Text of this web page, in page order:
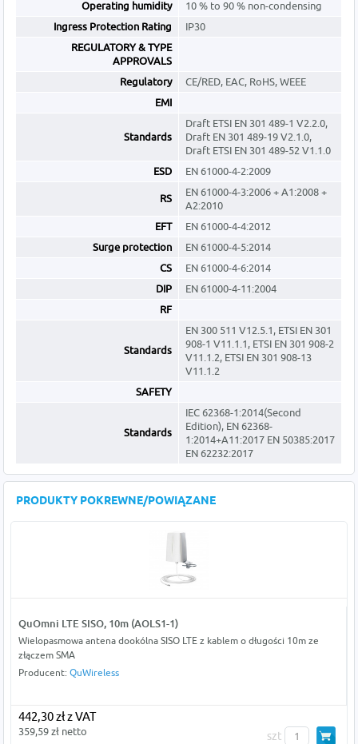
Operating humidity
10 % to 90 % non-condensing
Ingress Protection Rating
IP30
REGULATORY & TYPE
APPROVALS
Regulatory
CE/RED, EAC, RoHS, WEEE
EMI
Standards
Draft ETSI EN 301 489-1 V2.2.0,
Draft EN 301 489-19 V2.1.0,
Draft ETSI EN 301 489-52 V1.1.0
ESD
EN 61000-4-2:2009
RS
EN 61000-4-3:2006 + A1:2008 +
A2:2010
EFT
EN 61000-4-4:2012
Surge protection
EN 61000-4-5:2014
CS
EN 61000-4-6:2014
DIP
EN 61000-4-11:2004
RF
Standards
EN 300 511 V12.5.1, ETSI EN 301
908-1 V11.1.1, ETSI EN 301 908-2
V11.1.2, ETSI EN 301 908-13
V11.1.2
SAFETY
Standards
IEC 62368-1:2014(Second
Edition), EN 62368-
1:2014+A11:2017 EN 50385:2017
EN 62232:2017
PRODUKTY POKREWNE/POWIĄZANE
QuOmni LTE SISO, 10m (AOLS1-1)
Wielopasmowa antena dookólna SISO LTE z kablem o długości 10m ze
złączem SMA
Producent: QuWireless
442,30 zł z VAT
359,59 zł netto szt